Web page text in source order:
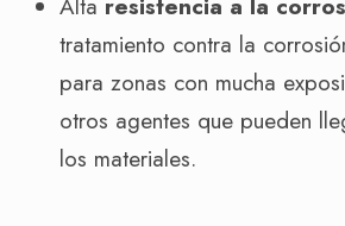
tratamiento contra la
para zonas con mucha
otros agentes que pueden
los materiales.